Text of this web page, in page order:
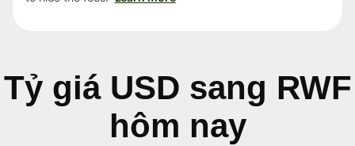
Tỷ giá USD sang RWF
hôm nay